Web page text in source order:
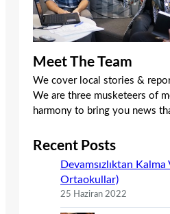
Meet The Team
We cover local stories &
We are three musketeers of
harmony to bring you news
Recent Posts
Devamsızlıktan
Ortaokullar)
25 Haziran 2022